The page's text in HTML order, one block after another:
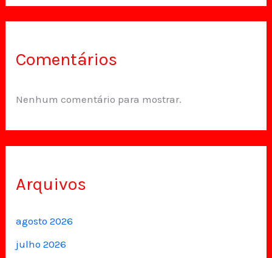
Comentários
Nenhum comentário para mostrar.
Arquivos
agosto 2026
julho 2026